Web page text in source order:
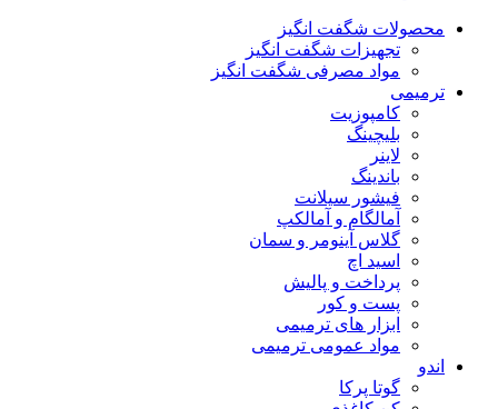
محصولات شگفت انگیز
تجهیزات شگفت انگیز
مواد مصرفی شگفت انگیز
ترمیمی
کامپوزیت
بلیچینگ
لاینر
باندینگ
فیشور سیلانت
آمالگام و آمالکپ
گلاس آینومر و سمان
اسید اچ
پرداخت و پالیش
پست و کور
ابزار های ترمیمی
مواد عمومی ترمیمی
اندو
گوتا پرکا